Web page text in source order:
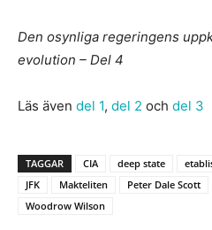
Den osynliga regeringens
evolution – Del 4
Läs även del 1, del 2 och del 3
TAGGAR CIA deep state
JFK
Makteliten Peter Dale Scott
Woodrow Wilson